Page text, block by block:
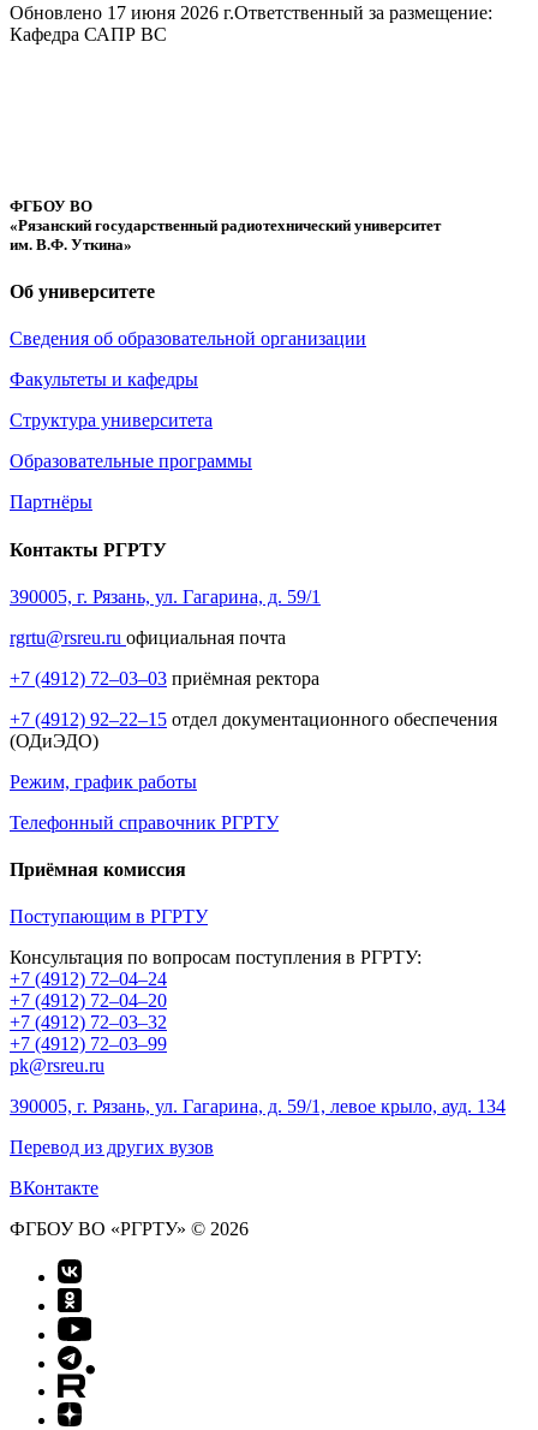
Обновлено 17 июня 2026 г.Ответственный за размещение:
Кафедра САПР ВС
ФГБОУ ВО
«Рязанский государственный радиотехнический университет
им. В.Ф. Уткина»
Об университете
Сведения об образовательной организации
Факультеты и кафедры
Структура университета
Образовательные программы
Партнёры
Контакты РГРТУ
390005, г. Рязань, ул. Гагарина, д. 59/1
rgrtu@rsreu.ru официальная почта
+7 (4912) 72–03–03 приёмная ректора
+7 (4912) 92–22–15 отдел документационного обеспечения
(ОДиЭДО)
Режим, график работы
Телефонный справочник РГРТУ
Приёмная комиссия
Поступающим в РГРТУ
Консультация по вопросам поступления в РГРТУ:
+7 (4912) 72–04–24
+7 (4912) 72–04–20
+7 (4912) 72–03–32
+7 (4912) 72–03–99
pk@rsreu.ru
390005, г. Рязань, ул. Гагарина, д. 59/1, левое крыло, ауд. 134
Перевод из других вузов
ВКонтакте
ФГБОУ ВО «РГРТУ» © 2026